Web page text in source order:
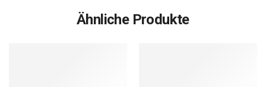
Ähnliche Produkte